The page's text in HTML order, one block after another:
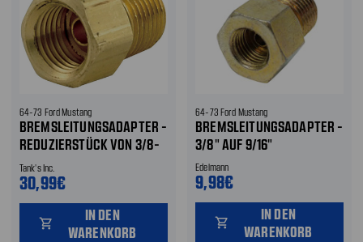
64-73 Ford Mustang
BREMSLEITUNGSADAPTER -
REDUZIERSTÜCK VON 3/8-
24 AUF 5/16
Tank's Inc.
30,99€
shopping_cart
IN DEN
WARENKORB
64-73 Ford Mustang
BREMSLEITUNGSADAPTER -
3/8" AUF 9/16"
Edelmann
9,98€
shopping_cart
IN DEN
WARENKORB